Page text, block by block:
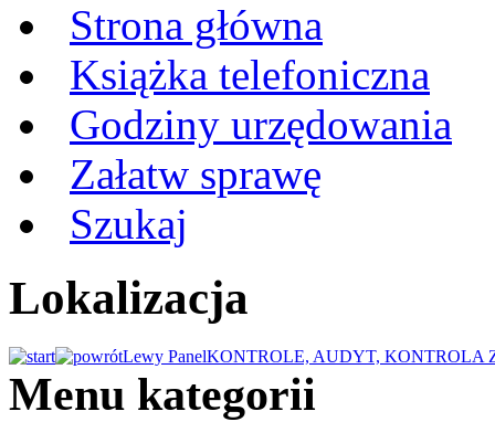
Strona główna
Książka telefoniczna
Godziny urzędowania
Załatw sprawę
Szukaj
Lokalizacja
Lewy PanelKONTROLE, AUDYT, KONTROLA
Menu kategorii